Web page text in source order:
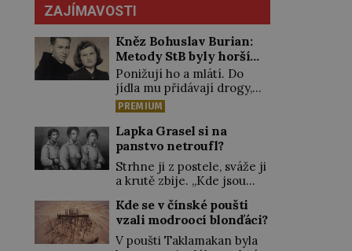
ZAJÍMAVOSTI
Kněz Bohuslav Burian:
Metody StB byly horší
než gestapácké trýznění
Ponižují ho a mlátí. Do
jídla mu přidávají drogy,
nenechají ho pořádně
vyspat a smrtí vyhrožují i
jeho nejbližším. Burian
kruté týrání nevydrží a
estébákům podepíše
všechno, co po něm chtějí.
Svým podpisem jim potvrdí
také to, že na něj během
výslechů nikdo nevyvíjel
nátlak. Syn brněnského
PREMIUM
Lapka Grasel si na
panstvo netroufl?
Strhne ji z postele, sváže ji
a krutě zbije. „Kde jsou
starou švadlenku. Když mu
to neprozradí – ostatně ani
nemůže, protože žádné
Kde se v čínské poušti
vzali modroocí blonďáci?
V poušti Taklamakan byla